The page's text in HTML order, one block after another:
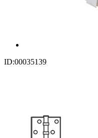
ID:00035139